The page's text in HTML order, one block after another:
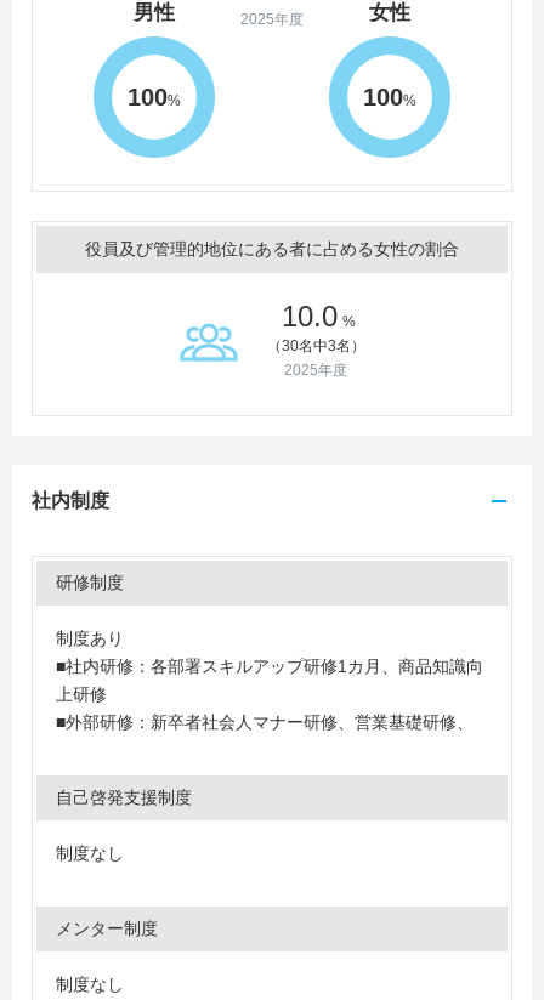
2025年度
男性
100%
女性
100%
役員及び管理的地位にある者に占める女性の割合
10.0 %
（30名中3名）
2025年度
社内制度
研修制度
制度あり
■社内研修：各部署スキルアップ研修1カ月、商品知識向
上研修
■外部研修：新卒者社会人マナー研修、営業基礎研修、
自己啓発支援制度
制度なし
メンター制度
制度なし